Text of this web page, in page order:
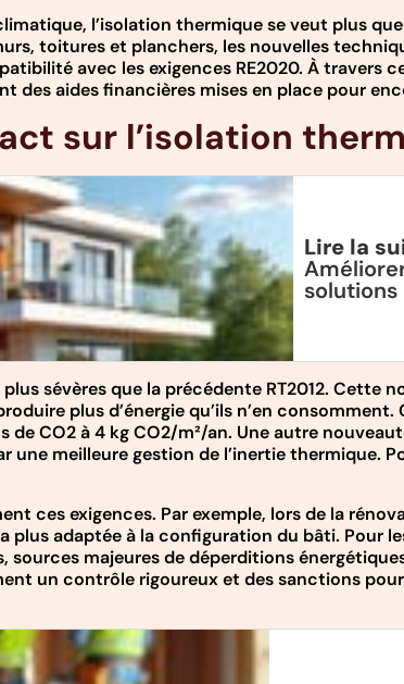
l’isolation thermique se veut plus
toitures et planchers, les nouvelles
avec les exigences RE2020. À travers
aides financières mises en place pour
sur l’isolation
Lire la
solutions
sévères que la précédente RT2012. Cette
plus d’énergie qu’ils n’en
CO2 à 4 kg CO2/m²/an. Une autre
une meilleure gestion de l’inertie thermique.
ces exigences. Par exemple, lors de la
adaptée à la configuration du bâti. Pour
majeures de déperditions
un contrôle rigoureux et des sanctions